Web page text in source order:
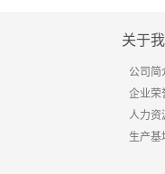
关于我
公司简
企业荣
人力资
生产基